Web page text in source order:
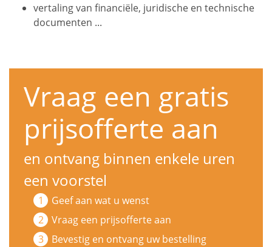
vertaling van financiële, juridische en technische
documenten ...
Vraag een gratis
prijsofferte aan
en ontvang binnen enkele uren
een voorstel
Geef aan wat u wenst
Vraag een prijsofferte aan
Bevestig en ontvang uw bestelling